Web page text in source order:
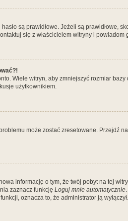
są prawidłowe. Jeżeli są
się z właścicielem witryny i
Wiele witryn, aby zmniejszyć rozmiar
użytkownikiem.
może zostać zresetowane. Przejdź
informację o tym, że twój pobyt na tej
zaznacz funkcję Loguj mnie automatycznie
oznacza to, że administrator ją wyłączył.